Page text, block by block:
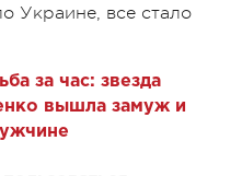
Украине, все стало
за час: звезда
вышла замуж и